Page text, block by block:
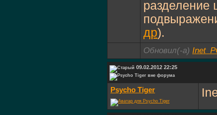
разделение
др).
Обновил(-а)
09.02.2012 22:25
Psycho Tiger